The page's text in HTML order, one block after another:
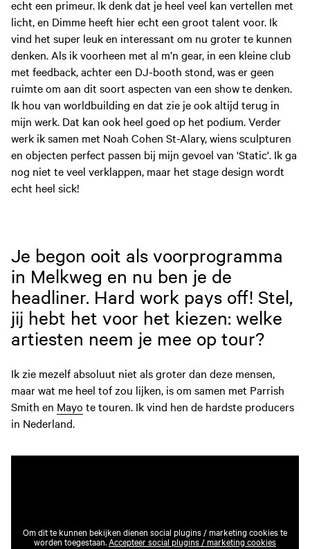
echt een primeur. Ik denk dat je heel veel kan vertellen met
licht, en Dimme heeft hier echt een groot talent voor. Ik
vind het super leuk en interessant om nu groter te kunnen
denken. Als ik voorheen met al m’n gear, in een kleine club
met feedback, achter een DJ-booth stond, was er geen
ruimte om aan dit soort aspecten van een show te denken.
Ik hou van worldbuilding en dat zie je ook altijd terug in
mijn werk. Dat kan ook heel goed op het podium. Verder
werk ik samen met Noah Cohen St-Alary, wiens sculpturen
en objecten perfect passen bij mijn gevoel van 'Static'. Ik ga
nog niet te veel verklappen, maar het stage design wordt
echt heel sick!
Je begon ooit als voorprogramma
in Melkweg en nu ben je de
headliner. Hard work pays off! Stel,
jij hebt het voor het kiezen: welke
artiesten neem je mee op tour?
Ik zie mezelf absoluut niet als groter dan deze mensen,
maar wat me heel tof zou lijken, is om samen met Parrish
Smith en Mayo te touren. Ik vind hen de hardste producers
in Nederland.
Om dit te kunnen bekijken dienen social plugins / marketing cookies te
worden toegestaan.Accepteer social plugins / marketing cookies